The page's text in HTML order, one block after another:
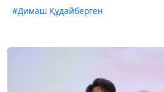
#Димаш Құдайберген